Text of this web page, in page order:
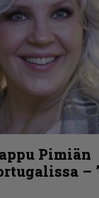
Pimiän
–